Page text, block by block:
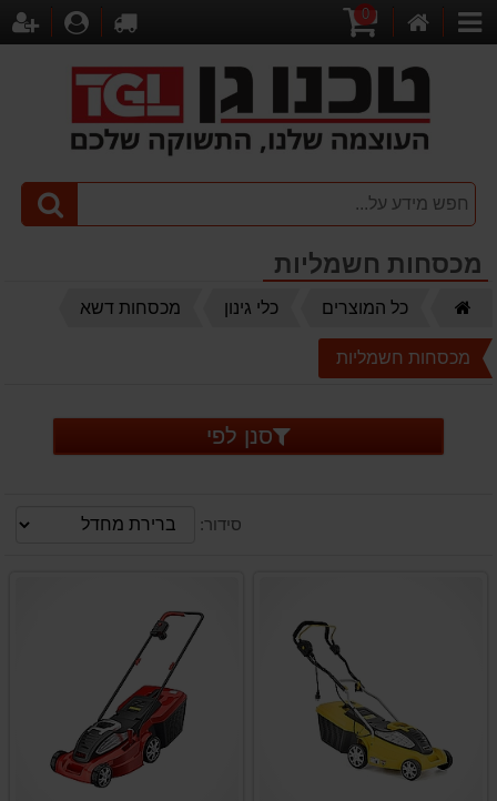
קטגוריות
הבית
0
לקופה
מכסחות חשמליות
כל המוצרים כלי גינון מכסחות דשא
מכסחות חשמליות
סנן לפי
סידור: